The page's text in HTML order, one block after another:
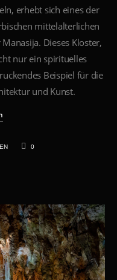
erhebt sich eines der
mittelalterlichen
Dieses Kloster,
nur ein spirituelles
Beispiel für die
und Kunst.
0